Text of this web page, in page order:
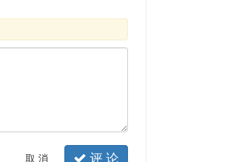
评 论
取 消